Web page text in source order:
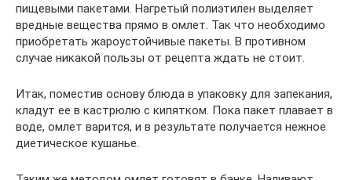
пищевыми пакетами. Нагретый полиэтилен выделяет
вредные вещества прямо в омлет. Так что необходимо
приобретать жароустойчивые пакеты. В противном
случае никакой пользы от рецепта ждать не стоит.
Итак, поместив основу блюда в упаковку для запекания,
кладут ее в кастрюлю с кипятком. Пока пакет плавает в
воде, омлет варится, и в результате получается нежное
диетическое кушанье.